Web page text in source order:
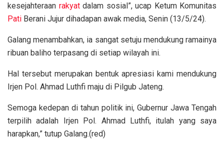
kesejahteraan rakyatdalam sosial”, ucap Ketum Komunitas
Pati Berani Jujur dihadapan awak media, Senin (13/5/24).
Galang menambahkan, ia sangat setuju mendukung ramainya
ribuan baliho terpasang di setiap wilayah ini.
Hal tersebut merupakan bentuk apresiasi kami mendukung
Irjen Pol. Ahmad Luthfi maju di Pilgub Jateng.
Semoga kedepan di tahun politik ini, Gubernur Jawa Tengah
terpilih adalah Irjen Pol. Ahmad Luthfi, itulah yang saya
harapkan,” tutup Galang.(red)